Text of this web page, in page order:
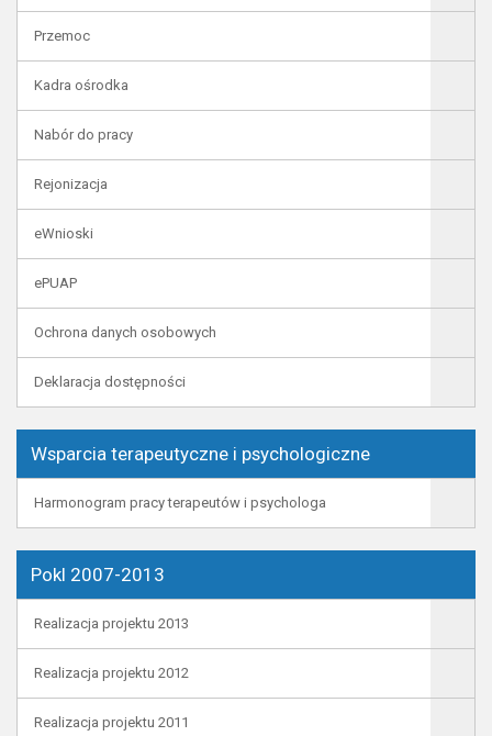
Przemoc
Kadra ośrodka
Nabór do pracy
Rejonizacja
eWnioski
ePUAP
Ochrona danych osobowych
Deklaracja dostępności
Wsparcia terapeutyczne i psychologiczne
Harmonogram pracy terapeutów i psychologa
Pokl 2007-2013
Realizacja projektu 2013
Realizacja projektu 2012
Realizacja projektu 2011